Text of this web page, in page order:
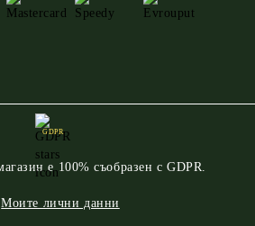
GDPR
е 100% съобразен с GDPR.
Моите лични данни